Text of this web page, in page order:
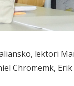
lektori
Chromemk,